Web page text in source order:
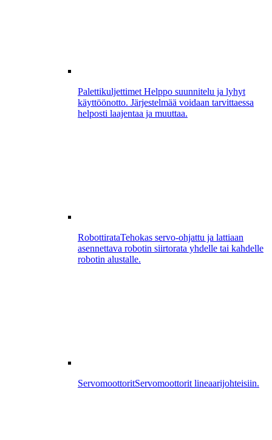
Palettikuljettimet Helppo suunnitelu ja lyhyt
käyttöönotto. Järjestelmää voidaan tarvittaessa
helposti laajentaa ja muuttaa.
RobottirataTehokas servo-ohjattu ja lattiaan
asennettava robotin siirtorata yhdelle tai kahdelle
robotin alustalle.
ServomoottoritServomoottorit lineaarijohteisiin.